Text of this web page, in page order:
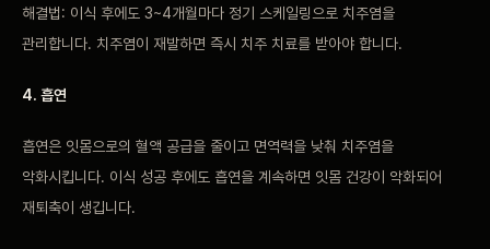
해결법: 이식 후에도 3~4개월마다 정기 스케일링으로 치주염을
관리합니다. 치주염이 재발하면 즉시 치주 치료를 받아야 합니다.
4. 흡연
흡연은 잇몸으로의 혈액 공급을 줄이고 면역력을 낮춰 치주염을
악화시킵니다. 이식 성공 후에도 흡연을 계속하면 잇몸 건강이 악화되어
재퇴축이 생깁니다.